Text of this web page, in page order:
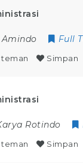
Amindo Full
Simpan
Rotindo
Simpan